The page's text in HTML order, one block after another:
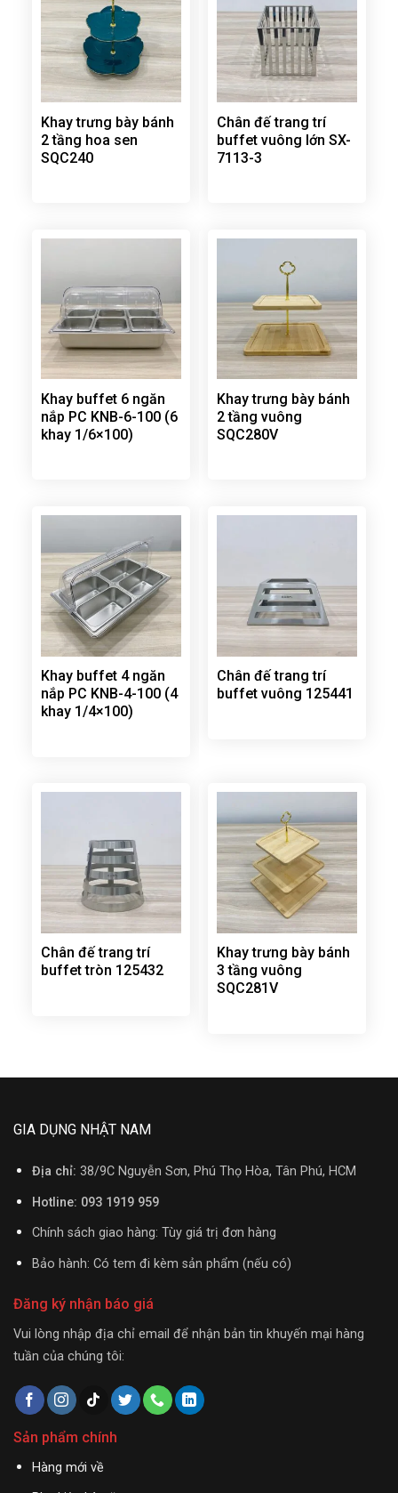
Khay trưng bày bánh
2 tầng hoa sen
SQC240
Chân đế trang trí
buffet vuông lớn SX-
7113-3
Khay buffet 6 ngăn
nắp PC KNB-6-100 (6
khay 1/6×100)
Khay trưng bày bánh
2 tầng vuông
SQC280V
Khay buffet 4 ngăn
nắp PC KNB-4-100 (4
khay 1/4×100)
Chân đế trang trí
buffet vuông 125441
Chân đế trang trí
buffet tròn 125432
Khay trưng bày bánh
3 tầng vuông
SQC281V
GIA DỤNG NHẬT NAM
Địa chỉ: 38/9C Nguyễn Sơn, Phú Thọ Hòa, Tân Phú, HCM
Hotline: 093 1919 959
Chính sách giao hàng: Tùy giá trị đơn hàng
Bảo hành: Có tem đi kèm sản phẩm (nếu có)
Đăng ký nhận báo giá
Vui lòng nhập địa chỉ email để nhận bản tin khuyến mại hàng
tuần của chúng tôi:
Sản phẩm chính
Hàng mới về